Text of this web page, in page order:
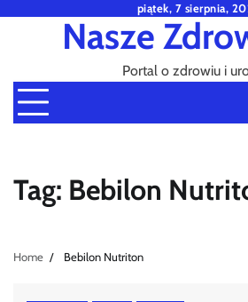
piątek, 7 sierpnia,
Nasze
Portal o zdrowiu i
Tag: Bebilon
Home Bebilon Nutriton